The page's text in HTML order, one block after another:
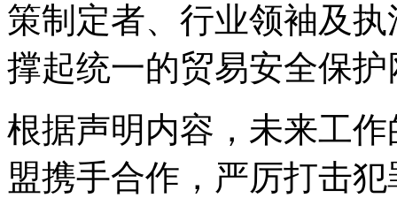
策制定者、行业领袖及
撑起统一的贸易安全保护
根据声明内容，未来工
盟携手合作，严厉打击